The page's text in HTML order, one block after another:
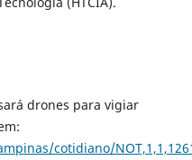
drones para vigiar
cotidiano/